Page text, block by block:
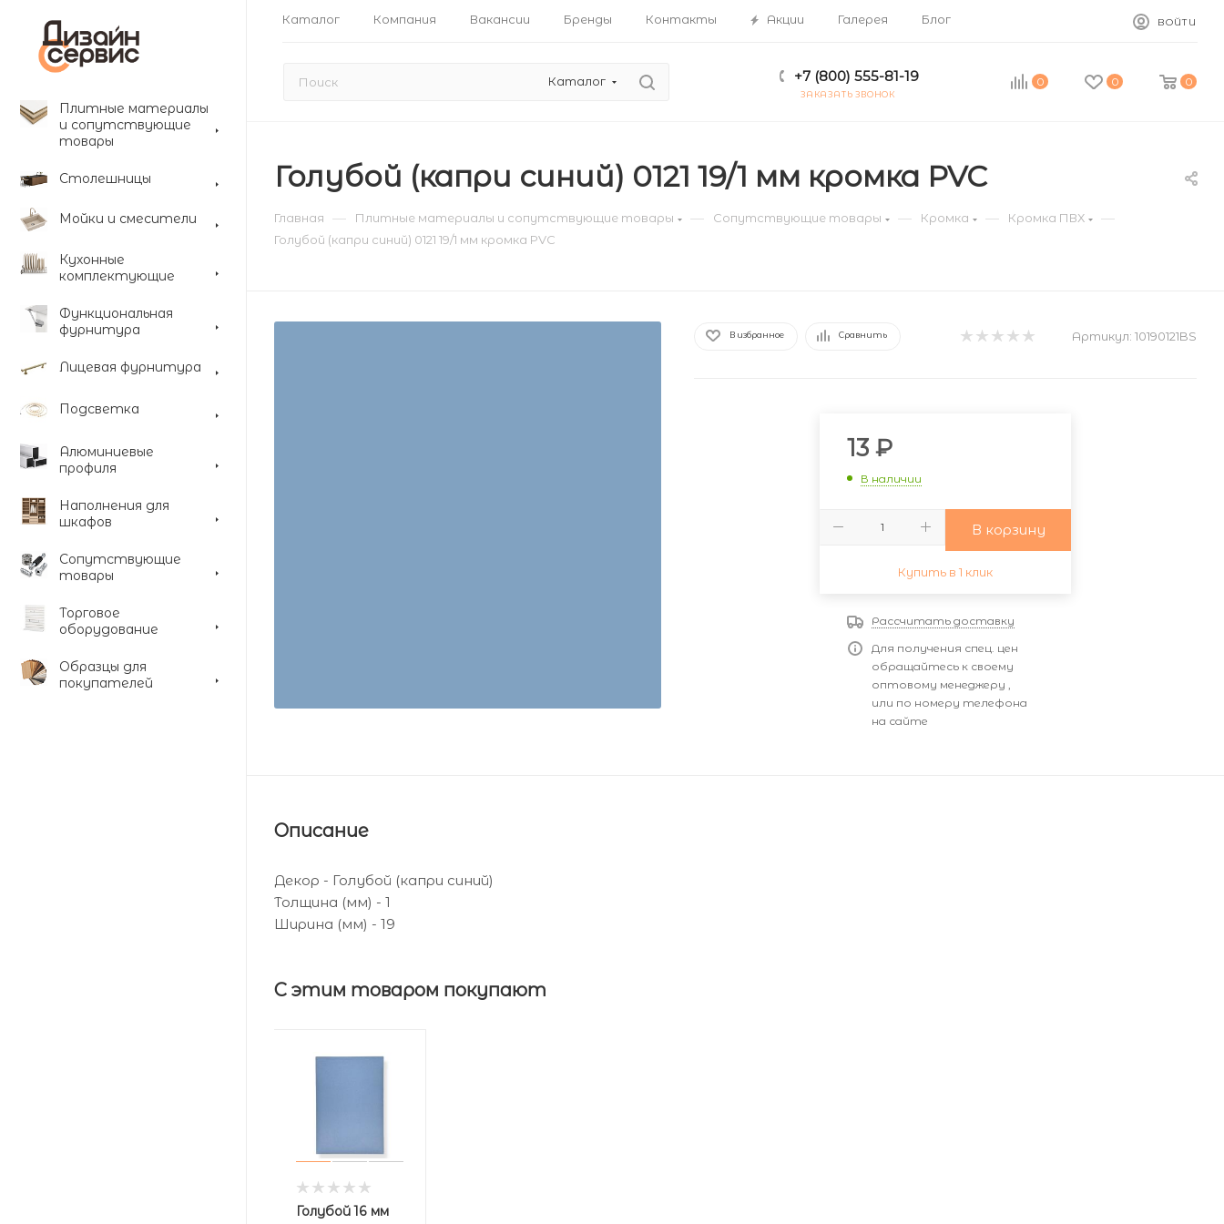
Каталог Компания Вакансии Бренды Контакты Акции Галерея Блог ВОЙТИ
Каталог +7 (800) 555-81-19
ЗАКАЗАТЬ ЗВОНОК
0 0 0
Плитные материалы
и сопутствующие
товары
Столешницы
Мойки и смесители
Кухонные
комплектующие
Функциональная
фурнитура
Лицевая фурнитура
Подсветка
Алюминиевые
профиля
Наполнения для
шкафов
Сопутствующие
товары
Торговое
оборудование
Образцы для
покупателей
Голубой (капри синий) 0121 19/1 мм кромка PVC
Главная — Плитные материалы и сопутствующие товары — Сопутствующие товары — Кромка — Кромка ПВХ —
Голубой (капри синий) 0121 19/1 мм кромка PVC
В избранное Сравнить Артикул: 10190121BS
13 ₽
В наличии
В корзину
Купить в 1 клик
Рассчитать доставку
Для получения спец. цен
обращайтесь к своему
оптовому менеджеру ,
или по номеру телефона
на сайте
Описание
Декор - Голубой (капри синий)
Толщина (мм) - 1
Ширина (мм) - 19
С этим товаром покупают
Голубой 16 мм